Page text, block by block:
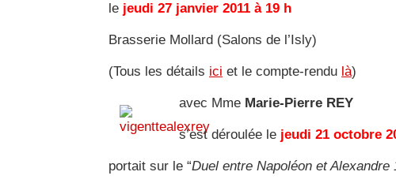
le jeudi 27 janvier 2011 à 19 h
Brasserie Mollard (Salons de l’Isly)
(Tous les détails ici et le compte-rendu là)
avec Mme Marie-Pierre REY
s’est déroulée le jeudi 21 octobre
portait sur le “Duel entre Napoléon et Alexandre